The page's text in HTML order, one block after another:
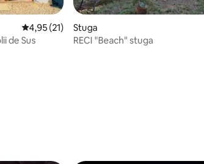
4,95 av 5 i genomsnittligt betyg, 21
4,95 (21)
de Sus
Stuga
RECI "Beach" stuga